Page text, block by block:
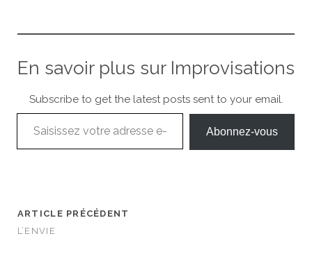
En savoir plus sur Improvisations
Subscribe to get the latest posts sent to your email.
Saisissez votre adresse e-mail…
Abonnez-vous
ARTICLE PRÉCÉDENT
L’ENVIE